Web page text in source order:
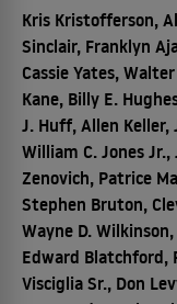
Kris Kristofferson,
Sinclair, Franklyn
Cassie Yates,
Kane, Billy E.
J. Huff, Allen Keller,
William C. Jones
Zenovich, Patrice
Stephen Bruton,
Wayne D.
Edward Blatchford,
Visciglia Sr., Don